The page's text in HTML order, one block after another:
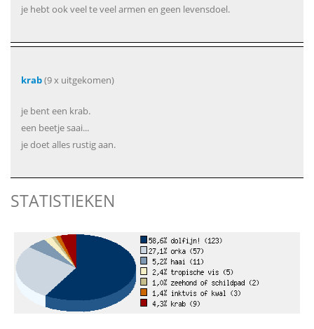
je hebt ook veel te veel armen en geen levensdoel.
krab(9 x uitgekomen)
je bent een krab.
een beetje saai...
je doet alles rustig aan.
STATISTIEKEN